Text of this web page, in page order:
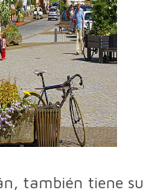
también tiene su